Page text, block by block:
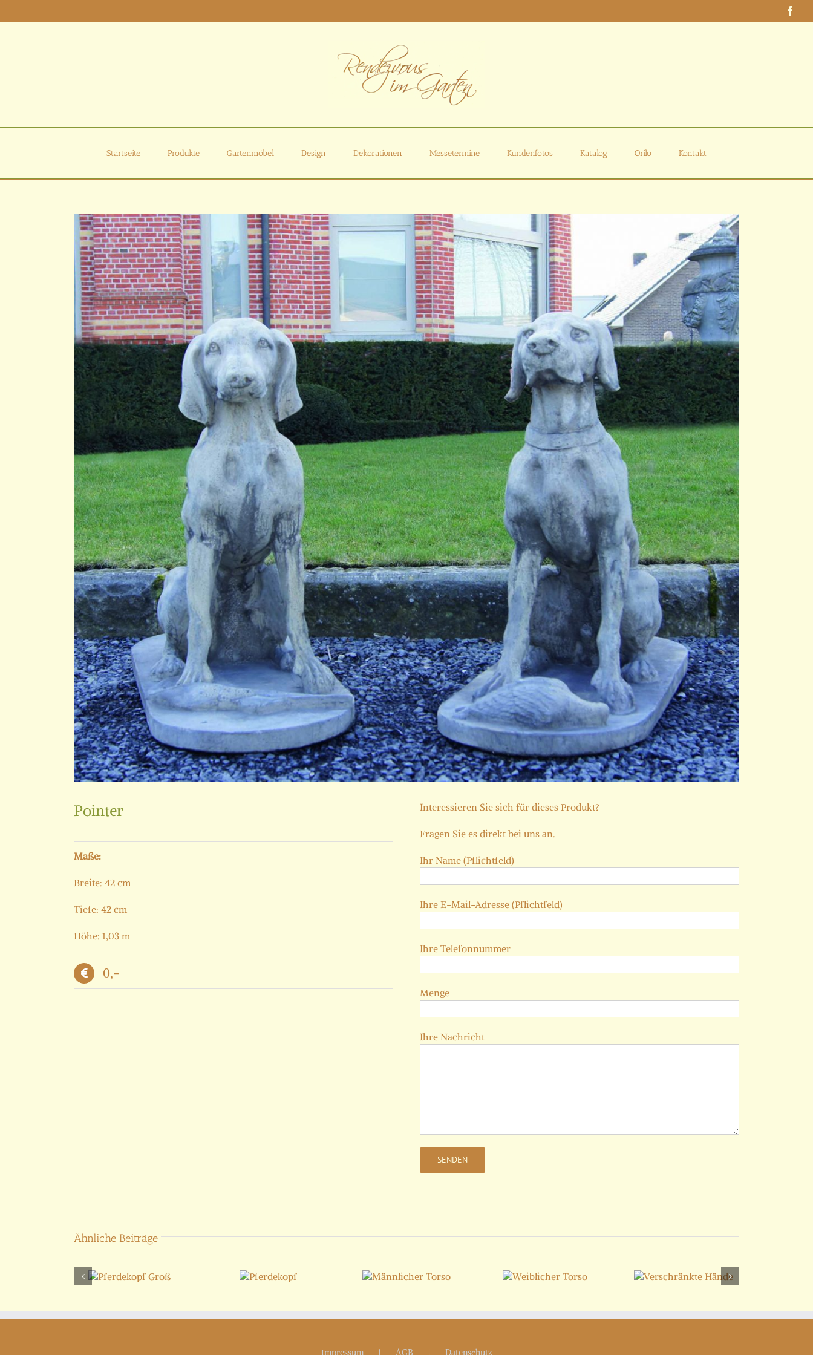
Inhalt
Startseite Produkte Gartenmöbel Design Dekorationen Messetermine Kundenfotos Katalog Orilo Kontakt
Zeige
grösseres
Bild
Pointer
Maße:
Breite: 42 cm
Tiefe: 42 cm
Höhe: 1,03 m
0,-
Interessieren Sie sich für dieses Produkt?
Fragen Sie es direkt bei uns an.
Ihr Name (Pflichtfeld)
Ihre E-Mail-Adresse (Pflichtfeld)
Ihre Telefonnummer
Menge
Ihre Nachricht
Ähnliche Beiträge
Männlicher
Weiblicher
Verschränkte
Impressum AGB Datenschutz